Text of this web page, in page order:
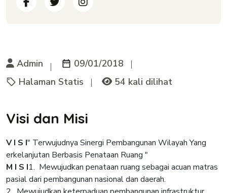
Admin
09/01/2018
Halaman Statis
54 kali dilihat
Visi dan Misi
V I S I" Terwujudnya Sinergi Pembangunan Wilayah Yang
erkelanjutan Berbasis Penataan Ruang "
M I S I1. Mewujudkan penataan ruang sebagai acuan matras
pasial dari pembangunan nasional dan daerah.